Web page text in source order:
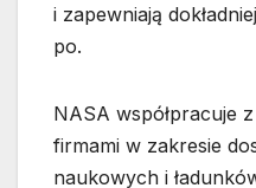
i zapewniają
po.
NASA współpracuje
firmami w zakresie
naukowych i